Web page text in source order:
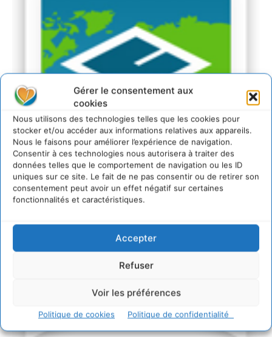
Gérer le consentement aux
cookies
Nous utilisons des technologies telles que les cookies pour
stocker et/ou accéder aux informations relatives aux appareils.
Nous le faisons pour améliorer l’expérience de navigation.
Consentir à ces technologies nous autorisera à traiter des
données telles que le comportement de navigation ou les ID
uniques sur ce site. Le fait de ne pas consentir ou de retirer son
consentement peut avoir un effet négatif sur certaines
fonctionnalités et caractéristiques.
Accepter
Refuser
Voir les préférences
Politique de cookies Politique de confidentialité